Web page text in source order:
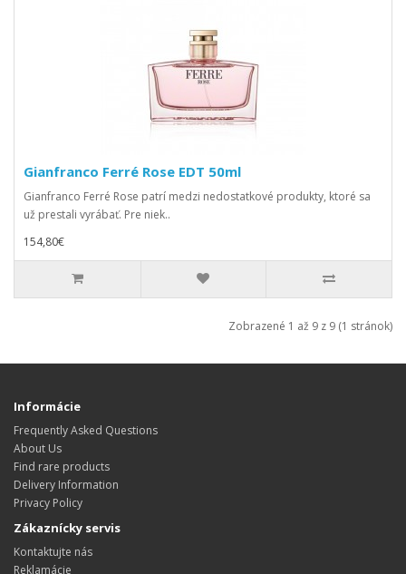
Gianfranco Ferré Rose EDT 50ml
Gianfranco Ferré Rose patrí medzi nedostatkové produkty, ktoré sa
už prestali vyrábať. Pre niek..
154,80€
Zobrazené 1 až 9 z 9 (1 stránok)
Informácie
Frequently Asked Questions
About Us
Find rare products
Delivery Information
Privacy Policy
Zákaznícky servis
Kontaktujte nás
Reklamácie